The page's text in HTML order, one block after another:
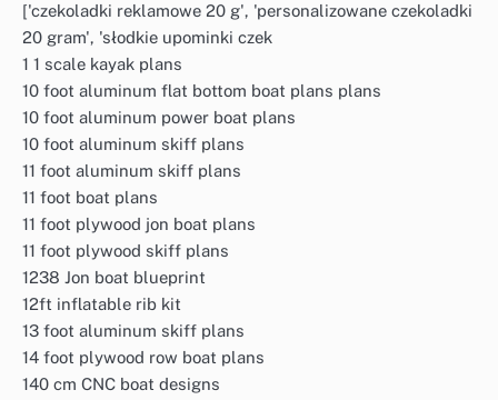
['czekoladki reklamowe 20 g', 'personalizowane czekoladki
20 gram', 'słodkie upominki czek
1 1 scale kayak plans
10 foot aluminum flat bottom boat plans plans
10 foot aluminum power boat plans
10 foot aluminum skiff plans
11 foot aluminum skiff plans
11 foot boat plans
11 foot plywood jon boat plans
11 foot plywood skiff plans
1238 Jon boat blueprint
12ft inflatable rib kit
13 foot aluminum skiff plans
14 foot plywood row boat plans
140 cm CNC boat designs